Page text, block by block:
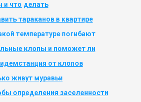
и что делать
тараканов в квартире
температуре погибают
клопы и поможет ли
от клопов
живут муравьи
определения заселенности